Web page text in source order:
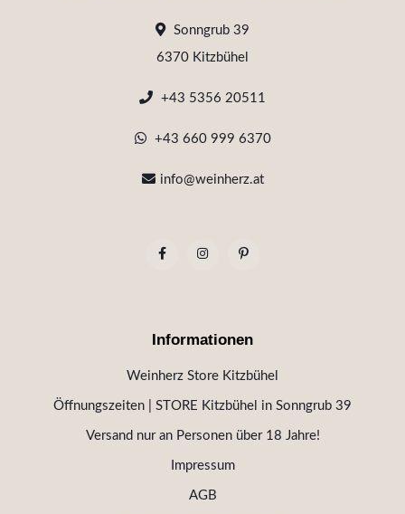
Sonngrub 39
6370 Kitzbühel
+43 5356 20511
+43 660 999 6370
info@weinherz.at
Informationen
Weinherz Store Kitzbühel
Öffnungszeiten | STORE Kitzbühel in Sonngrub 39
Versand nur an Personen über 18 Jahre!
Impressum
AGB